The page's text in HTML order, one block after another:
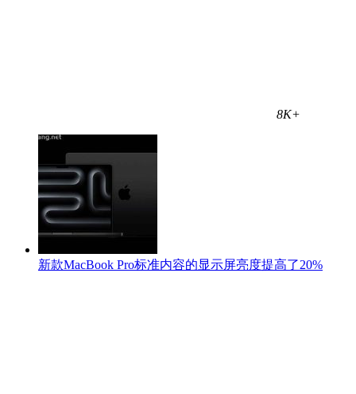
8K+
新款MacBook Pro标准内容的显示屏亮度提高了20%